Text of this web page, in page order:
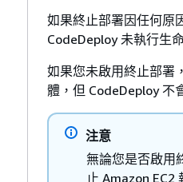
如果終止部署因任何原
CodeDeploy 未執行生
如果您未啟用終止部署
體，但 CodeDeploy 不
注意
無論您是否啟用
止 Amazon EC2